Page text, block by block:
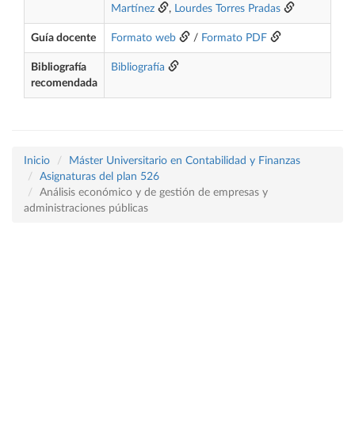
Martínez
, Lourdes Torres Pradas
Guía docente Formato web / Formato PDF
Bibliografía
recomendada
Bibliografía
Inicio
Máster Universitario en Contabilidad y Finanzas
Asignaturas del plan 526
Análisis económico y de gestión de empresas y
administraciones públicas